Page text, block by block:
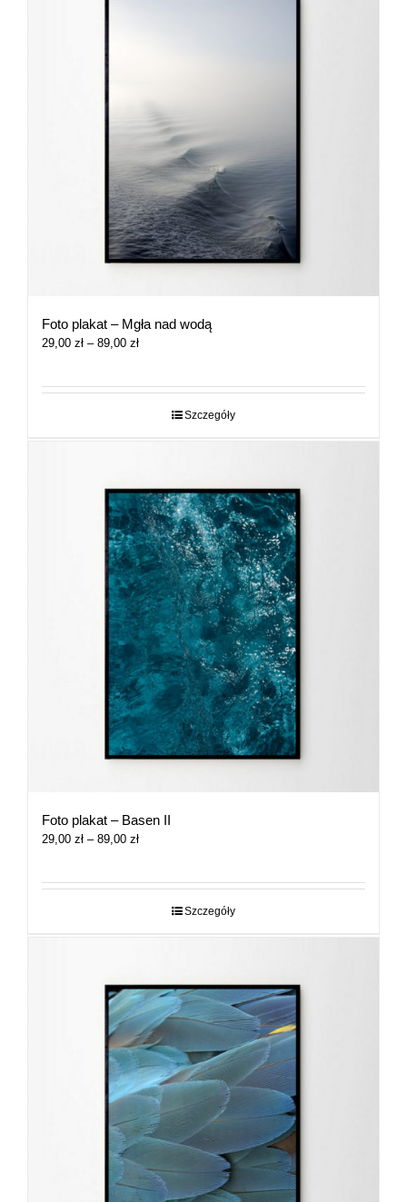
Foto plakat – Mgła nad wodą
29,00 zł – 89,00 złZakres
29,00 zł
Szczegóły
Foto plakat – Basen II
29,00 zł – 89,00 złZakres
29,00 zł
Szczegóły